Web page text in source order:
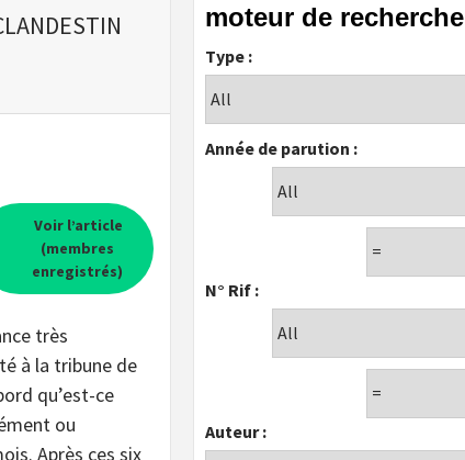
Voir l’article
(membres
enregistrés)
très
à la tribune de
qu’est-ce
ou
Après ces six
moteur de recherche
Type :
Année de parution :
N° Rif :
Auteur :